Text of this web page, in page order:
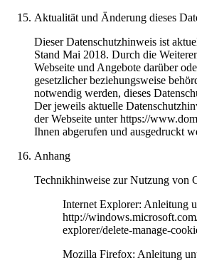
Aktualität und Änderung dieses
Dieser Datenschutzhinweis ist
Stand Mai 2018. Durch die
Webseite und Angebote darüber
gesetzlicher beziehungsweise
notwendig werden, dieses
Der jeweils aktuelle
der Webseite unter https://
Ihnen abgerufen und ausgedruckt
Anhang
Technikhinweise zur Nutzung von
Internet Explorer: Anleitung
http://
explorer/delete-manage-
Mozilla Firefox: Anleitung